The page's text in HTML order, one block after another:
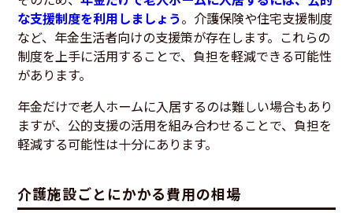
な支援制度を利用しましょう。介護保険や住宅支援制度
など、年金生活者向けの支援策が存在します。これらの
制度を上手に活用することで、負担を軽減できる可能性
があります。
年金だけで老人ホームに入居するのは難しい場合もあり
ますが、公的支援の活用を組み合わせることで、負担を
軽減する可能性は十分にあります。
介護施設ごとにかかる費用の相場